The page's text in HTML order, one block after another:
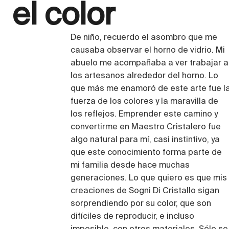
el color
De niño, recuerdo el asombro que me
causaba observar el horno de vidrio. Mi
abuelo me acompañaba a ver trabajar a
los artesanos alrededor del horno. Lo
que más me enamoró de este arte fue
fuerza de los colores y la maravilla de
los reflejos. Emprender este camino y
convertirme en Maestro Cristalero fue
algo natural para mí, casi instintivo, ya
que este conocimiento forma parte de
mi familia desde hace muchas
generaciones. Lo que quiero es que mis
creaciones de Sogni Di Cristallo sigan
sorprendiendo por su color, que son
difíciles de reproducir, e incluso